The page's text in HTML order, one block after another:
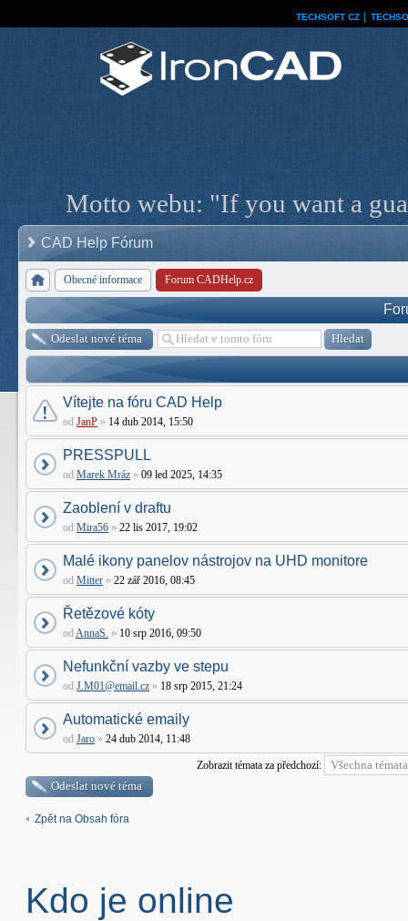
TECHSOFT CZ
Motto webu: "If you want a
CAD Help Fórum
Obecné informace Forum CADHelp.cz
Odeslat nové téma
Vítejte na fóru CAD Help
od JanP » 14 dub 2014, 15:50
PRESSPULL
od Marek Mráz » 09 led 2025, 14:35
Zaoblení v draftu
od Mira56 » 22 lis 2017, 19:02
Malé ikony panelov nástrojov na UHD monitore
od Mitter » 22 zář 2016, 08:45
Řetězové kóty
odAnnaS. » 10 srp 2016, 09:50
Nefunkční vazby ve stepu
od J.M01@email.cz » 18 srp 2015, 21:24
Automatické emaily
od Jaro » 24 dub 2014, 11:48
Zobrazit témata za předchozí:
Odeslat nové téma
Zpět na Obsah fóra
Kdo je online